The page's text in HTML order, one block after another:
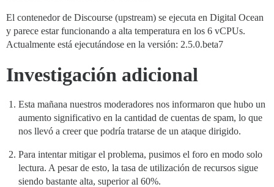
El contenedor de Discourse (upstream) se ejecuta en Digital Ocean
y parece estar funcionando a alta temperatura en los 6 vCPUs.
Actualmente está ejecutándose en la versión: 2.5.0.beta7
Investigación adicional
Esta mañana nuestros moderadores nos informaron que hubo un
aumento significativo en la cantidad de cuentas de spam, lo que
nos llevó a creer que podría tratarse de un ataque dirigido.
Para intentar mitigar el problema, pusimos el foro en modo solo
lectura. A pesar de esto, la tasa de utilización de recursos sigue
siendo bastante alta, superior al 60%.